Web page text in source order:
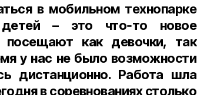
в мобильном технопарке
– это что‑то новое
посещают как девочки, так
у нас не было возможности
дистанционно. Работа шла
в соревнованиях столько